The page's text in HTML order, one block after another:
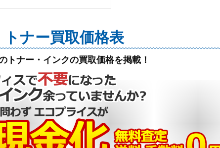
ナー買取価格表
トナー・インクの買取価格を掲載！